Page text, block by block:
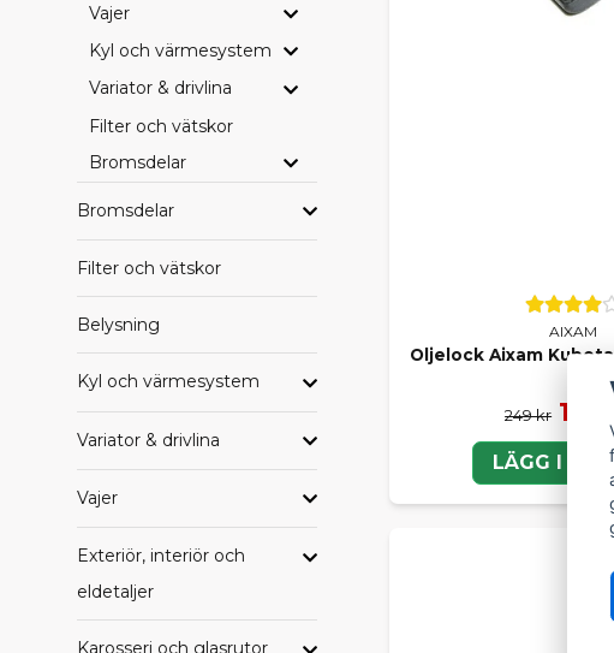
Vajer
Kyl och värmesystem
Variator & drivlina
Filter och vätskor
Bromsdelar
Bromsdelar
Filter och vätskor
Belysning
Kyl och värmesystem
Variator & drivlina
Vajer
Exteriör, interiör och
eldetaljer
Karosseri och glasrutor
AIXAM
Oljelock Aixam
249 kr 179
LÄGG I